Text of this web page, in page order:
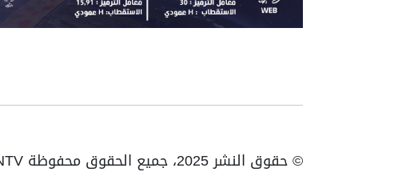
© حقوق النشر 2025، جميع الحقوق محفوظة ENTV | الهاتف: 023531010 | فاكس: 023531093 / 023531998